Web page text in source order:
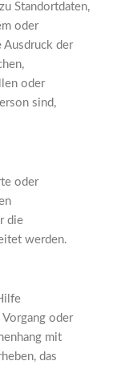
Standortdaten,
oder
Ausdruck der
oder
sind,
oder
die
werden.
oder
mit
das